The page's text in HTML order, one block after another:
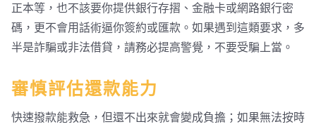
正本等，也不該要你提供銀行存摺、金融卡或網路銀行密
碼，更不會用話術逼你簽約或匯款。如果遇到這類要求，多
半是詐騙或非法借貸，請務必提高警覺，不要受騙上當。
審慎評估還款能力
快速撥款能救急，但還不出來就會變成負擔；如果無法按時